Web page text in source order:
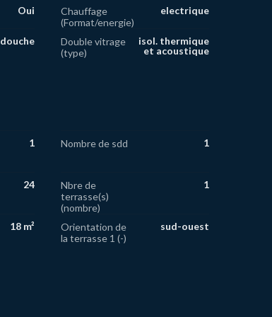
Oui
Chauffage
(Format/energie)
electrique
douche
Double vitrage
(type)
isol. thermique
et acoustique
1 Nombre de sdd 1
24
Nbre de
terrasse(s)
(nombre)
1
18 m²
Orientation de
la terrasse 1 (-)
sud-ouest